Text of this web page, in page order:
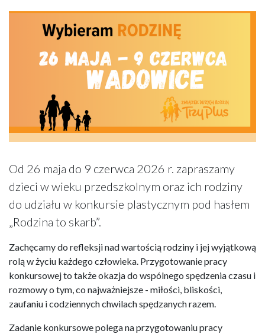
Od 26 maja do 9 czerwca 2026 r. zapraszamy
dzieci w wieku przedszkolnym oraz ich rodziny
do udziału w konkursie plastycznym pod hasłem
„Rodzina to skarb”.
Zachęcamy do refleksji nad wartością rodziny i jej wyjątkową
rolą w życiu każdego człowieka. Przygotowanie pracy
konkursowej to także okazja do wspólnego spędzenia czasu i
rozmowy o tym, co najważniejsze - miłości, bliskości,
zaufaniu i codziennych chwilach spędzanych razem.
Zadanie konkursowe polega na przygotowaniu pracy